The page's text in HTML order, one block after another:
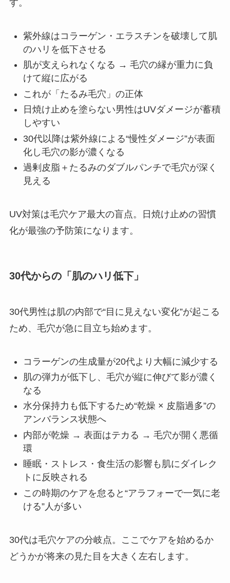
す。
紫外線はコラーゲン・エラスチンを破壊して肌
のハリを低下させる
肌が支えられなくなる → 毛穴の縁が重力に負
けて縦に広がる
これが「たるみ毛穴」の正体
日焼け止めを塗らない男性はUVダメージが蓄積
しやすい
30代以降は紫外線による“慢性ダメージ”が表面
化し毛穴の影が濃くなる
過剰皮脂＋たるみのダブルパンチで毛穴が深く
見える
UV対策は毛穴ケア最大の盲点。日焼け止めの習慣
化が最強の予防策になります。
30代からの「肌のハリ低下」
30代男性は肌の内部で“目に見えない変化”が起こる
ため、毛穴が急に目立ち始めます。
コラーゲンの生成量が20代より大幅に減少する
肌の弾力が低下し、毛穴が縦に伸びて影が濃く
なる
水分保持力も低下するため“乾燥 × 皮脂過多”の
アンバランス状態へ
内部が乾燥 → 表面はテカる → 毛穴が開く悪循
環
睡眠・ストレス・食生活の影響も肌にダイレク
トに反映される
この時期のケアを怠ると“アラフォーで一気に老
ける”人が多い
30代は毛穴ケアの分岐点。ここでケアを始めるか
どうかが将来の見た目を大きく左右します。